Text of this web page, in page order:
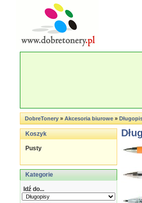
DobreTonery»Akcesoria biurowe»
Koszyk
Pusty
Kategorie
Idź do...